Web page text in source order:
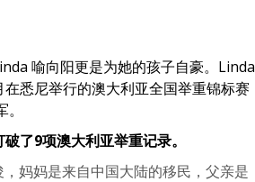
喻向阳更是为她的孩子自豪。Linda
悉尼举行的澳大利亚全国举重锦标赛
了9项澳大利亚举重记录。
妈妈是来自中国大陆的移民，父亲是